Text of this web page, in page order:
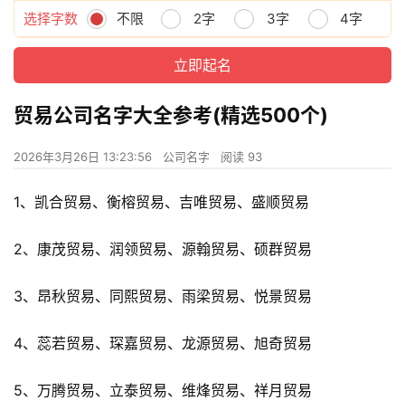
选择字数 不限 2字 3字 4字
贸易公司名字大全参考(精选500个)
2026年3月26日 13:23:56 公司名字 阅读 93
1、凯合贸易、衡榕贸易、吉唯贸易、盛顺贸易
2、康茂贸易、润领贸易、源翰贸易、硕群贸易
3、昂秋贸易、同熙贸易、雨梁贸易、悦景贸易
4、蕊若贸易、琛嘉贸易、龙源贸易、旭奇贸易
5、万腾贸易、立泰贸易、维烽贸易、祥月贸易